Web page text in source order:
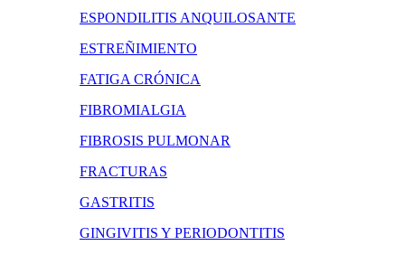
ESPONDILITIS ANQUILOSANTE
ESTREÑIMIENTO
FATIGA CRÓNICA
FIBROMIALGIA
FIBROSIS PULMONAR
FRACTURAS
GASTRITIS
GINGIVITIS Y PERIODONTITIS